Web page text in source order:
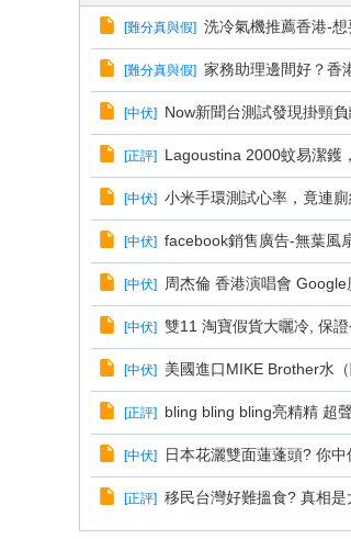
[難分真與假] 洗冷氣機推薦香港-
[難分真與假] 家務助理邊間好？香
[中伏] Now新聞台測試發現掛頸
[正評] Lagoustina 2000蚊易潔鑊
[中伏] 小米手環測試心率，竟連廁
[中伏] facebook銷售廣告-無葉風
[中伏] 周杰倫 香港演唱會
[中伏] 雙11 淘寶假貨大曬冷, 保
[中伏] 美國進口MIKE Brother水
[正評] bling bling bling亮精精 超
[中伏] 日本花灑雙面蓮蓬頭? 你中
[正評] 移民台灣好難搵食? 真相是